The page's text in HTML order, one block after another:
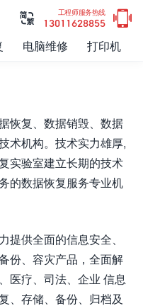
工程师服务热线
13011628855 

电脑维修 打印机
恢复、数据销毁、数据
术机构。技术实力雄厚,
实验室建立长期的技术
的数据恢复服务专业机
提供全面的信息安全、
份、容灾产品，全面解
医疗、司法、企业 信息
、存储、备份、归档及